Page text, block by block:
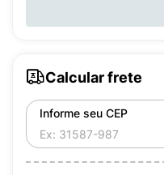
Calcular frete
Informe seu CEP